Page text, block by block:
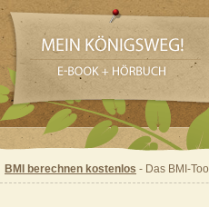
BMI berechnen kostenlos - Das BMI-Tool